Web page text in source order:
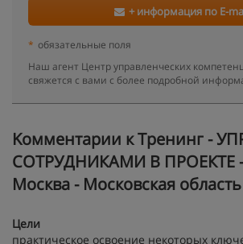
+ информация по E-
* обязательные поля
Наш агент Центр управленческих
свяжется с вами с более подробной
Kомментарии к Тренинг -
СОТРУДНИКАМИ В ПРОЕКТЕ
Москва - Московская область
Цели
практическое освоение некоторых